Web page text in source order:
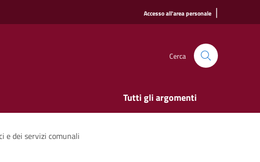
Accesso all'area personale |
Cerca
Tutti gli argomenti
e dei servizi comunali